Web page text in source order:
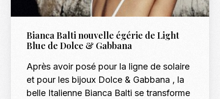
Bianca Balti nouvelle égérie de Light
Blue de Dolce & Gabbana
Après avoir posé pour la ligne de solaire
et pour les bijoux Dolce & Gabbana , la
belle Italienne Bianca Balti se transforme